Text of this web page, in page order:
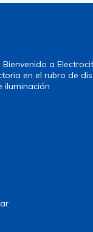
a
en el rubro de
iluminación